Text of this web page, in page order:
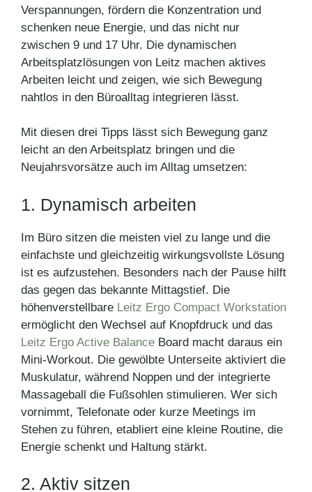
Verspannungen, fördern die Konzentration und
schenken neue Energie, und das nicht nur
zwischen 9 und 17 Uhr. Die dynamischen
Arbeitsplatzlösungen von Leitz machen aktives
Arbeiten leicht und zeigen, wie sich Bewegung
nahtlos in den Büroalltag integrieren lässt.
Mit diesen drei Tipps lässt sich Bewegung ganz
leicht an den Arbeitsplatz bringen und die
Neujahrsvorsätze auch im Alltag umsetzen:
1. Dynamisch arbeiten
Im Büro sitzen die meisten viel zu lange und die
einfachste und gleichzeitig wirkungsvollste Lösung
ist es aufzustehen. Besonders nach der Pause hilft
das gegen das bekannte Mittagstief. Die
höhenverstellbare Leitz Ergo Compact Workstation
ermöglicht den Wechsel auf Knopfdruck und das
Leitz Ergo Active Balance Board macht daraus ein
Mini-Workout. Die gewölbte Unterseite aktiviert die
Muskulatur, während Noppen und der integrierte
Massageball die Fußsohlen stimulieren. Wer sich
vornimmt, Telefonate oder kurze Meetings im
Stehen zu führen, etabliert eine kleine Routine, die
Energie schenkt und Haltung stärkt.
2. Aktiv sitzen